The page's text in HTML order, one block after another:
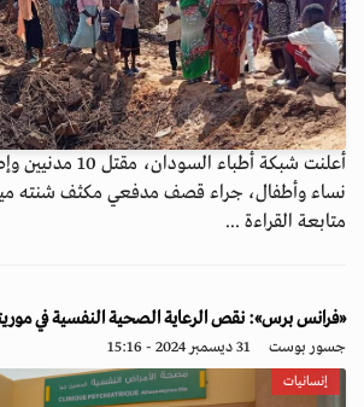
نساء وأطفال، جراء قصف مدفعي مكثف شنته
متابعة القراءة ...
«فرانس برس»: نقص الرعاية الصحية النفسية في
جسور بوست 31 ديسمبر 2024 - 15:16
إنسانيات